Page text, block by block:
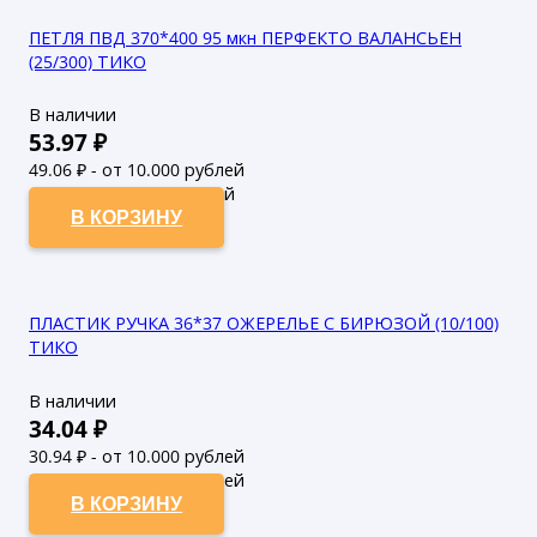
ПЕТЛЯ ПВД 370*400 95 мкн ПЕРФЕКТО ВАЛАНСЬЕН
(25/300) ТИКО
В наличии
53.97₽
49.06 ₽ - от 10.000 рублей
44.6₽ - от 50.000 рублей
В КОРЗИНУ
ПЛАСТИК РУЧКА 36*37 ОЖЕРЕЛЬЕ С БИРЮЗОЙ (10/100)
ТИКО
В наличии
34.04₽
30.94 ₽ - от 10.000 рублей
28.13₽ - от 50.000 рублей
В КОРЗИНУ